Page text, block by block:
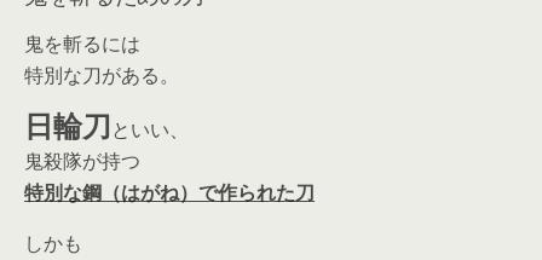
鬼を斬るには
特別な刀がある。
日輪刀といい、
鬼殺隊が持つ
特別な鋼（はがね）で作られた刀
しかも